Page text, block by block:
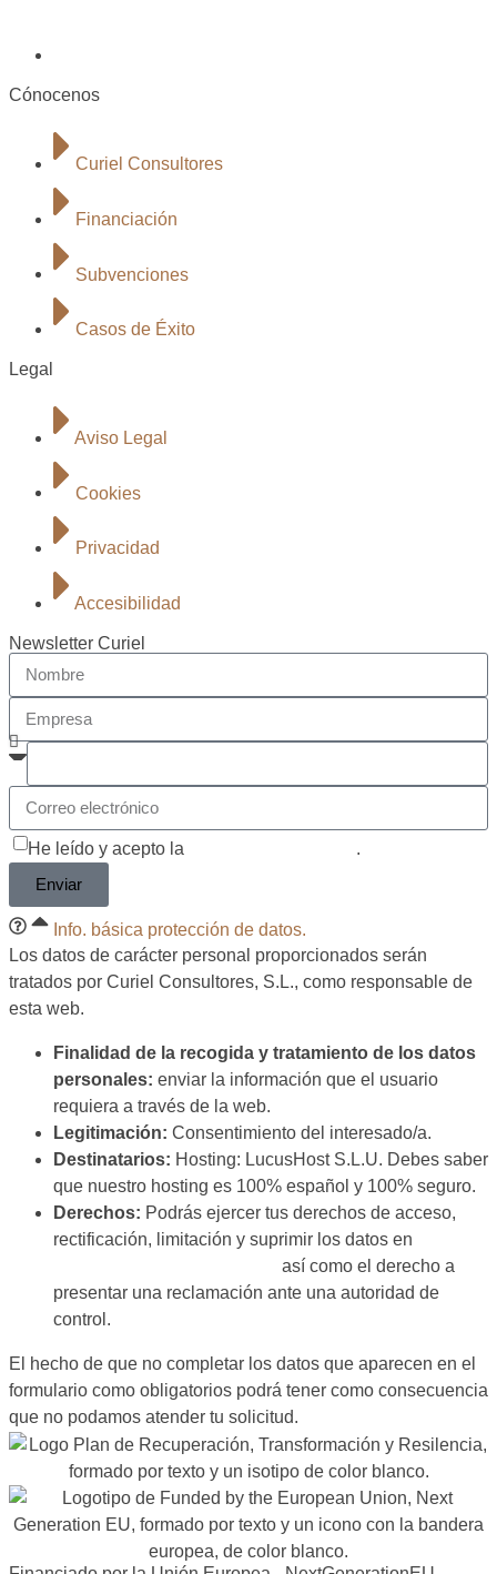
Cónocenos
Curiel Consultores
Financiación
Subvenciones
Casos de Éxito
Legal
Aviso Legal
Cookies
Privacidad
Accesibilidad
Newsletter Curiel
He leído y acepto la
.
Enviar
Info. básica protección de datos.
Los datos de carácter personal proporcionados serán
tratados por Curiel Consultores, S.L., como responsable de
esta web.
Finalidad de la recogida y tratamiento de los datos
personales: enviar la información que el usuario
requiera a través de la web.
Legitimación: Consentimiento del interesado/a.
Destinatarios: Hosting: LucusHost S.L.U. Debes saber
que nuestro hosting es 100% español y 100% seguro.
Derechos: Podrás ejercer tus derechos de acceso,
rectificación, limitación y suprimir los datos en
así como el derecho a
presentar una reclamación ante una autoridad de
control.
El hecho de que no completar los datos que aparecen en el
formulario como obligatorios podrá tener como consecuencia
que no podamos atender tu solicitud.